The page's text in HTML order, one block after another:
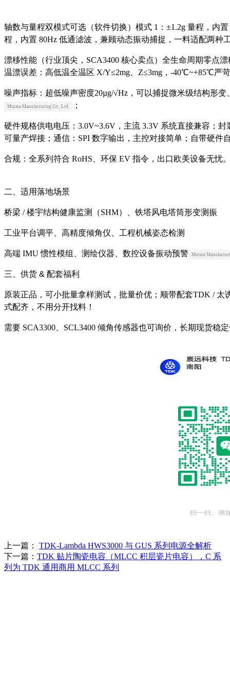
轴数与量程双模式可选（软件切换） 模式 1：±1.2g 量程，内
程，内置 80Hz 低通滤波，兼顾动态振动捕捉，一料适配两种
漂移性能（行业顶尖，SCA3400 核心卖点） 全生命周期零点
温漂误差：高低温全温区 X/Y≤2mg、Z≤3mg，-40℃~+85℃严
噪声指标 ：超低噪声密度20µg/√Hz ，可以捕捉微米级结构形
Murata Manufacturing Co., Ltd. ；
硬件规格供电电压： 3.0V~3.6V ，主流 3.3V 系统直接兼容；
可量产焊接；通信：SPI 数字输出，主控对接简单；自带硬件
合规：全系列符合 RoHS、环保 EV 指令，出口欧美设备无忧
二、适用落地场景
桥梁 / 楼宇结构健康监测（SHM）、铁塔风电塔筒形变测振
工业平台调平、高精度倾角仪、工程机械姿态检测
高端 IMU 惯性模组、测绘仪器、数控设备振动预警 Murata
三、供货 & 配套福利
原装正品，可小批量拿样测试，批量价优；顺带配套TDK / 太
式配齐，不用分开找料！
需要 SCA3300、SCL3400 倾角传感器也可询价，长期现货稳
上一篇： TDK-Lambda HWS3000 与 GUS 系列电源全解析
下一篇： TDK 贴片陶瓷电容（MLCC 积层瓷片电容），C 系
列为 TDK 通用商用 MLCC 系列